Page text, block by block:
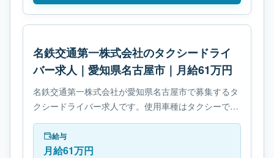
名鉄交通第一株式会社のタクシードライ
バー求人｜愛知県名古屋市｜月給61万円
名鉄交通第一株式会社が愛知県名古屋市で募集するタ
クシードライバー求人です。使用車種はタクシーで
す。勤務時間は- 変形労働時間制です。必要免許は- 普
通自動車第二種免許です。
給与
月給61万円